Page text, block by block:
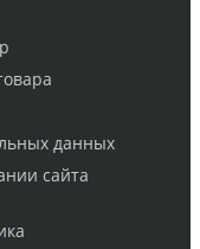
данных
сайта